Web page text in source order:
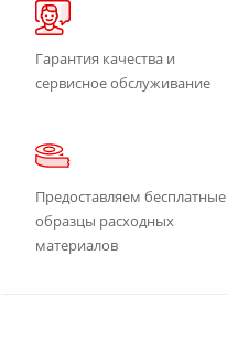
Гарантия качества и
сервисное обслуживание
Предоставляем бесплатные
образцы расходных
материалов